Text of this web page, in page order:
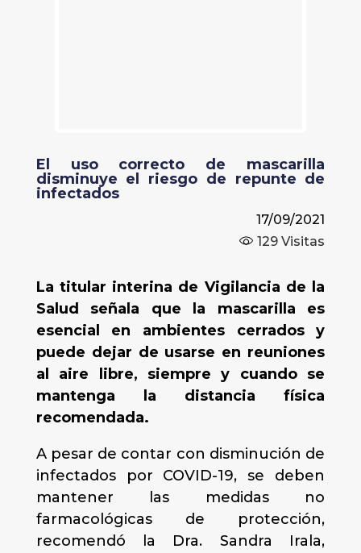
El uso correcto de mascarilla
disminuye el riesgo de repunte de
infectados
17/09/2021
129 Visitas
La titular interina de Vigilancia de la
Salud señala que la mascarilla es
esencial en ambientes cerrados y
puede dejar de usarse en reuniones
al aire libre, siempre y cuando se
mantenga la distancia física
recomendada.
A pesar de contar con disminución de
infectados por COVID-19, se deben
mantener las medidas no
farmacológicas de protección,
recomendó la Dra. Sandra Irala,